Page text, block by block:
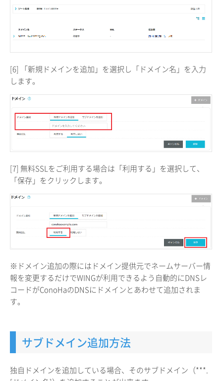
[6] 「新規ドメインを追加」を選択し「ドメイン名」を入力
します。
[7] 無料SSLをご利用する場合は「利用する」を選択して、
「保存」をクリックします。
※ドメイン追加の際にはドメイン提供元でネームサーバー情
報を変更するだけでWINGが利用できるよう自動的にDNSレ
コードがConoHaのDNSにドメインとあわせて追加されま
す。
サブドメイン追加方法
独自ドメインを追加している場合、そのサブドメイン（***.